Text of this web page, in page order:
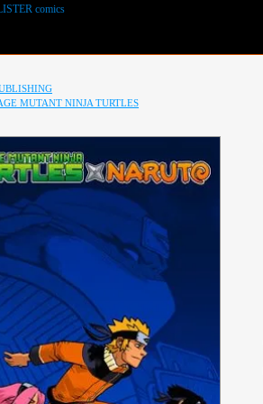
MUTANT NINJA TURTLES
約オーダー用紙ダウンロード